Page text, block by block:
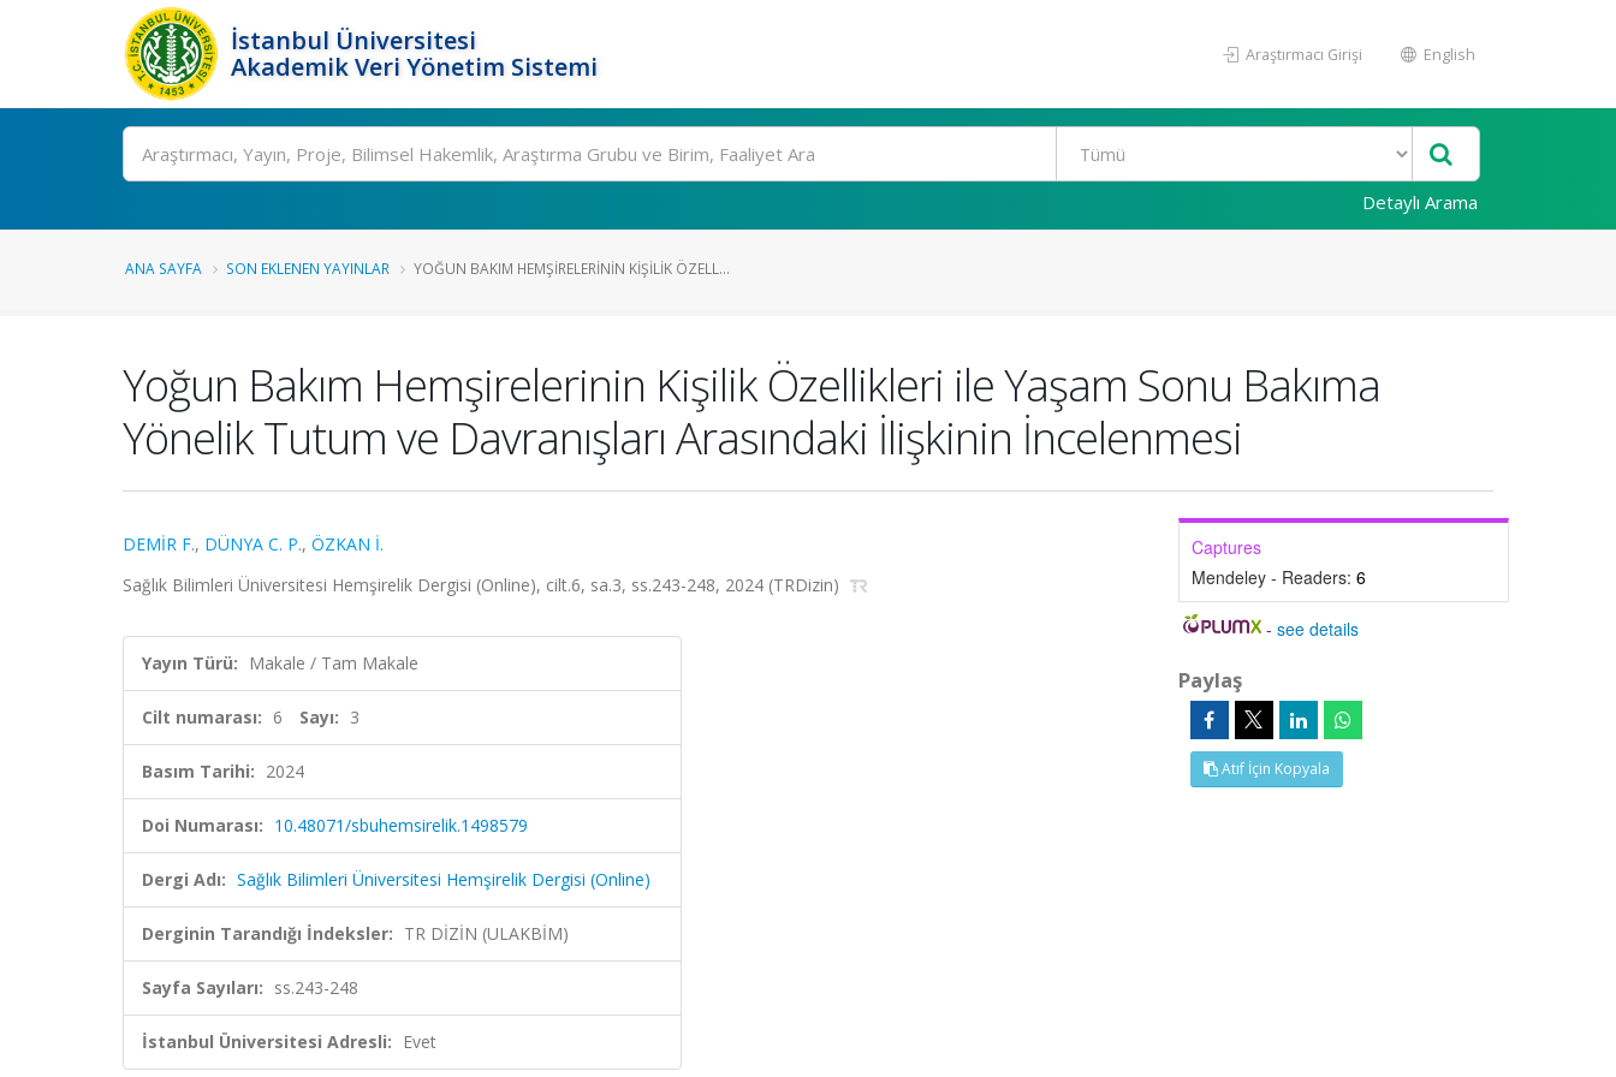
İstanbul Üniversitesi
Akademik Veri Yönetim Sistemi
Araştırmacı Girişi English
Ara
Detaylı Arama
ANA SAYFA SON EKLENEN YAYINLAR YOĞUN BAKIM HEMŞIRELERININ KIŞILIK ÖZELL...
Yoğun Bakım Hemşirelerinin Kişilik Özellikleri ile Yaşam Sonu Bakıma
Yönelik Tutum ve Davranışları Arasındaki İlişkinin İncelenmesi
DEMİR F., DÜNYA C. P., ÖZKAN İ.
Sağlık Bilimleri Üniversitesi Hemşirelik Dergisi (Online), cilt.6, sa.3, ss.243-248, 2024 (TRDizin)
Yayın Türü: Makale / Tam Makale
Cilt numarası: 6 Sayı: 3
Basım Tarihi: 2024
Doi Numarası: 10.48071/sbuhemsirelik.1498579
Dergi Adı: Sağlık Bilimleri Üniversitesi Hemşirelik Dergisi (Online)
Derginin Tarandığı İndeksler: TR DİZİN (ULAKBİM)
Sayfa Sayıları: ss.243-248
İstanbul Üniversitesi Adresli: Evet
Captures
Mendeley - Readers: 6
-see details
Paylaş
Atıf İçin Kopyala